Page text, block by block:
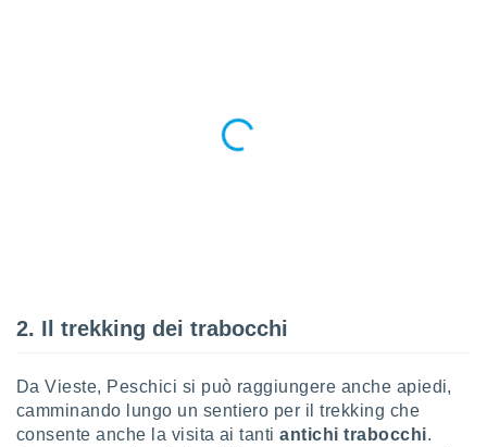
2. Il trekking dei trabocchi
Da Vieste, Peschici si può raggiungere anche apiedi,
camminando lungo un sentiero per il trekking che
consente anche la visita ai tantiantichi trabocchi.